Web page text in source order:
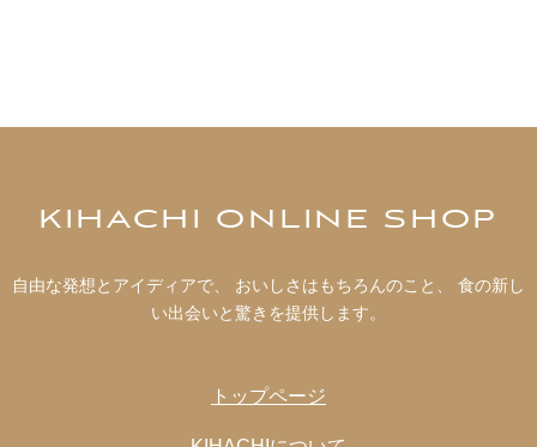
KIHACHI ONLINE SHOP
自由な発想とアイディアで、 おいしさはもちろんのこと、 食の新し
い出会いと驚きを提供します。
トップページ